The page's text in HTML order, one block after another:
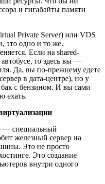
и гигабайты памяти
Private Server) или VDS
это одно и то же.
Если на shared-
то здесь вы —
Да, вы по-прежнему едете
в дата-центре), но у
бак с бензином. И вы сами
ехать.
— специальный
железный сервер на
Это не просто
Это создание
внутри одного